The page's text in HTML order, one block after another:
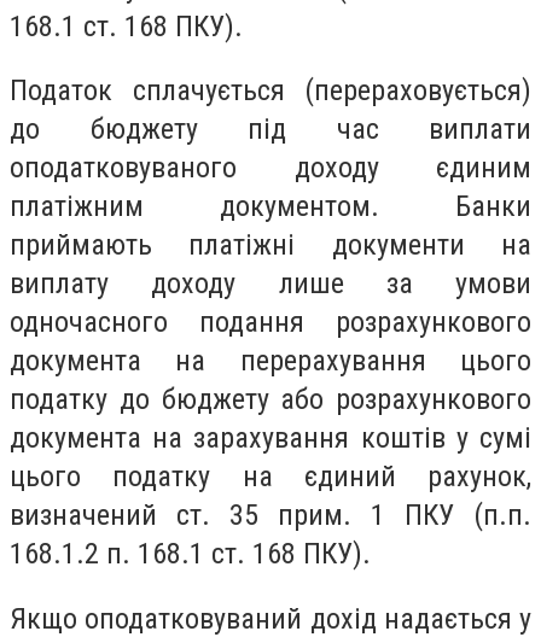
168.1 ст. 168 ПКУ).
Податок сплачується (перераховується)
до бюджету під час виплати
оподатковуваного доходу єдиним
платіжним документом. Банки
приймають платіжні документи на
виплату доходу лише за умови
одночасного подання розрахункового
документа на перерахування цього
податку до бюджету або розрахункового
документа на зарахування коштів у сумі
цього податку на єдиний рахунок,
визначений ст. 35 прим. 1 ПКУ (п.п.
168.1.2 п. 168.1 ст. 168 ПКУ).
Якщо оподатковуваний дохід надається у